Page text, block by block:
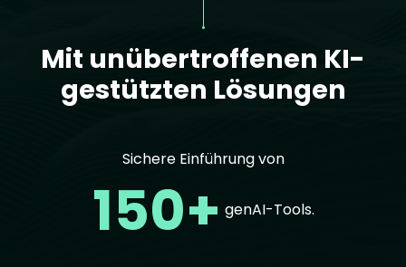
Mit unübertroffenen KI-
gestützten Lösungen
Sichere Einführung von
150+ genAI-Tools.